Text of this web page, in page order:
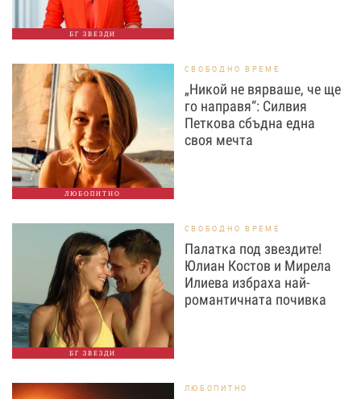
БГ ЗВЕЗДИ
ЛЮБОПИТНО
СВОБОДНО ВРЕМЕ
„Никой не вярваше, че ще
го направя“: Силвия
Петкова сбъдна една
своя мечта
БГ ЗВЕЗДИ
СВОБОДНО ВРЕМЕ
Палатка под звездите!
Юлиан Костов и Мирела
Илиева избраха най-
романтичната почивка
ЛЮБОПИТНО